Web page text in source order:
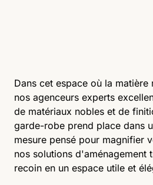
Dans cet espace où la matière
nos agenceurs experts
de matériaux nobles et de
garde-robe prend place dans
mesure pensé pour magnifier
nos solutions d'aménagement
recoin en un espace utile et